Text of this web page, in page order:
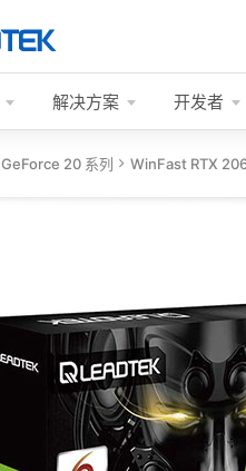
解决方案 开发者
GeForce 20 系列 WinFast RTX